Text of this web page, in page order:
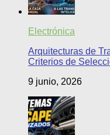
Electrónica
Arquitecturas de
Criterios de
9 junio, 2026